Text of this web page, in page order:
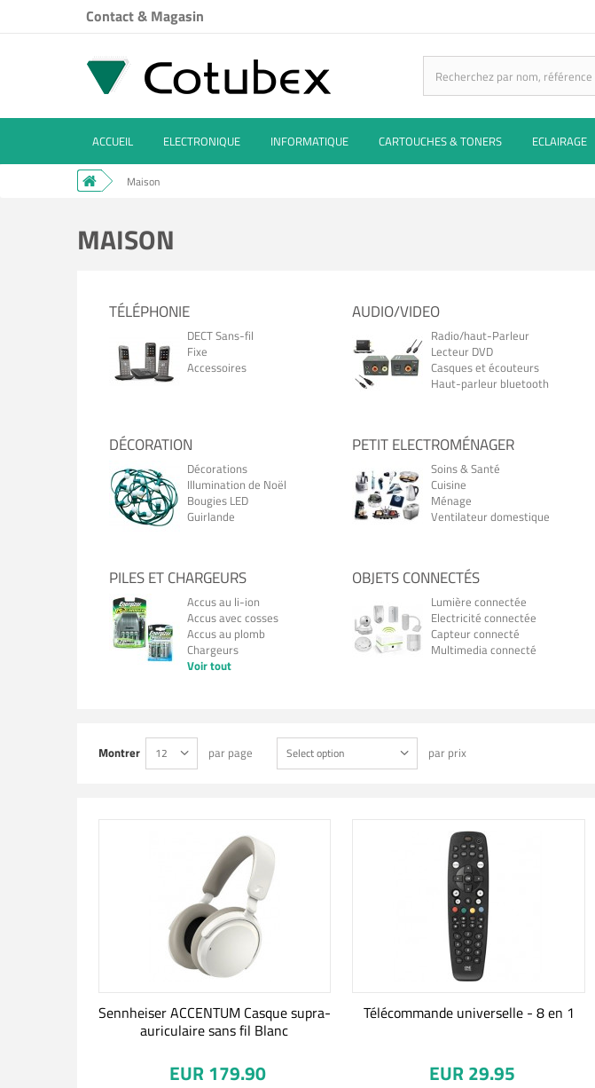
Contact & Magasin
ACCUEIL ELECTRONIQUE INFORMATIQUE CARTOUCHES & TONERS ECLAIRAGE
Maison
MAISON
TÉLÉPHONIE
DECT Sans-fil
Fixe
Accessoires
AUDIO/VIDEO
Radio/haut-Parleur
Lecteur DVD
Casques et écouteurs
Haut-parleur bluetooth
DÉCORATION
Décorations
Illumination de Noël
Bougies LED
Guirlande
PETIT ELECTROMÉNAGER
Soins & Santé
Cuisine
Ménage
Ventilateur domestique
PILES ET CHARGEURS
Accus au li-ion
Accus avec cosses
Accus au plomb
Chargeurs
Voir tout
OBJETS CONNECTÉS
Lumière connectée
Electricité connectée
Capteur connecté
Multimedia connecté
Montrer 12 par page Select option par prix
Sennheiser ACCENTUM Casque supra-
auriculaire sans fil Blanc
EUR 179.90
Télécommande universelle - 8 en 1
EUR 29.95